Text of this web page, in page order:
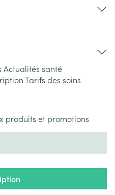
Actualités santé
Tarifs des soins
produits et promotions